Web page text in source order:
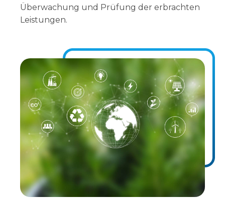
Überwachung und Prüfung der erbrachten
Leistungen.